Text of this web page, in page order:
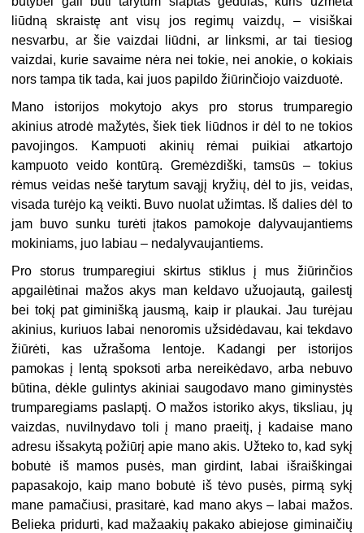
liūdną skraistę ant visų jos regimų vaizdų, – visiškai
nesvarbu, ar šie vaizdai liūdni, ar linksmi, ar tai tiesiog
vaizdai, kurie savaime nėra nei tokie, nei anokie, o kokiais
nors tampa tik tada, kai juos papildo žiūrinčiojo vaizduotė.
Mano istorijos mokytojo akys pro storus trumparegio
akinius atrodė mažytės, šiek tiek liūdnos ir dėl to ne tokios
pavojingos. Kampuoti akinių rėmai puikiai atkartojo
kampuoto veido kontūrą. Gremėzdiški, tamsūs – tokius
rėmus veidas nešė tarytum savąjį kryžių, dėl to jis, veidas,
visada turėjo ką veikti. Buvo nuolat užimtas. Iš dalies dėl to
jam buvo sunku turėti įtakos pamokoje dalyvaujantiems
mokiniams, juo labiau – nedalyvaujantiems.
Pro storus trumparegiui skirtus stiklus į mus žiūrinčios
apgailėtinai mažos akys man keldavo užuojautą, gailestį
bei tokį pat giminišką jausmą, kaip ir plaukai. Jau turėjau
akinius, kuriuos labai nenoromis užsidėdavau, kai tekdavo
žiūrėti, kas užrašoma lentoje. Kadangi per istorijos
pamokas į lentą spoksoti arba nereikėdavo, arba nebuvo
būtina, dėkle gulintys akiniai saugodavo mano giminystės
trumparegiams paslaptį. O mažos istoriko akys, tiksliau, jų
vaizdas, nuvilnydavo toli į mano praeitį, į kadaise mano
adresu išsakytą požiūrį apie mano akis. Užteko to, kad sykį
bobutė iš mamos pusės, man girdint, labai išraiškingai
papasakojo, kaip mano bobutė iš tėvo pusės, pirmą sykį
mane pamačiusi, prasitarė, kad mano akys – labai mažos.
Belieka pridurti, kad mažaakių pakako abiejose giminaičių